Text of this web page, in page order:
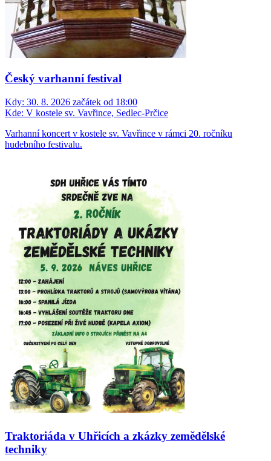
Český varhanní festival
Kdy: 30. 8. 2026 začátek od 18:00
Kde: V kostele sv. Vavřince, Sedlec-Prčice
Varhanní koncert v kostele sv. Vavřince v rámci 20. ročníku
hudebního festivalu.
Traktoriáda v Uhřicích a zkázky zemědělské
techniky